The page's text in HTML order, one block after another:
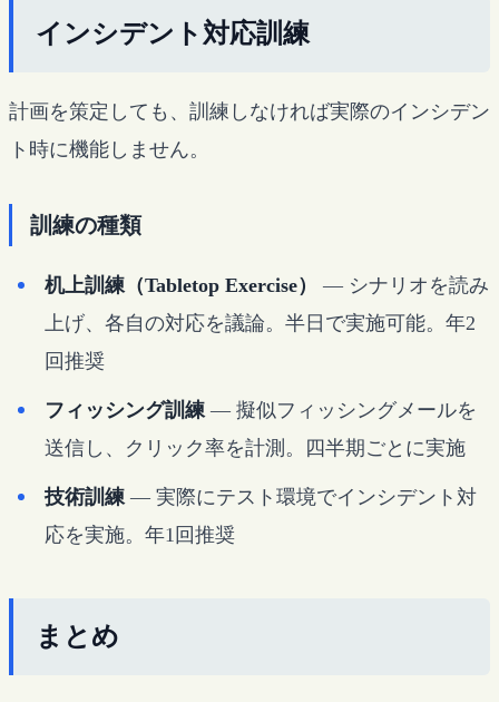
インシデント対応訓練
計画を策定しても、訓練しなければ実際のインシデン
ト時に機能しません。
訓練の種類
机上訓練（Tabletop Exercise）
— シナリオを読み
上げ、各自の対応を議論。半日で実施可能。年2
回推奨
フィッシング訓練— 擬似フィッシングメールを
送信し、クリック率を計測。四半期ごとに実施
技術訓練— 実際にテスト環境でインシデント対
応を実施。年1回推奨
まとめ